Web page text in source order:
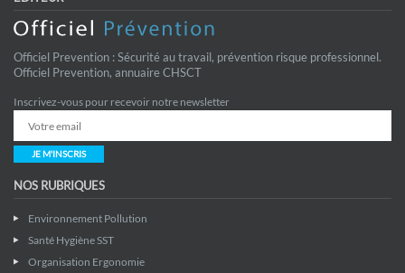
Officiel Prevention : Sécurité au travail, prévention risque professionnel.
Officiel Prevention, annuaire CHSCT
Inscrivez-vous pour recevoir notre newsletter
JE M'INSCRIS
NOS RUBRIQUES
Environnement Pollution
Santé Hygiène SST
Organisation Ergonomie